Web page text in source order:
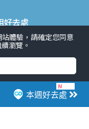
本週好去處
好去處
旺角好去處 社會
社群熱話
#限時搶
#著數 #網絡熱話
體驗，請確定您同意
瀏覽。